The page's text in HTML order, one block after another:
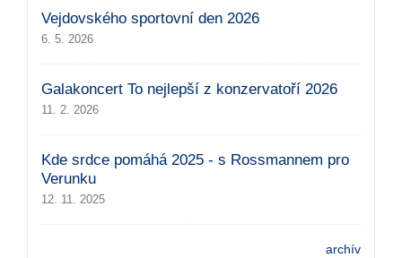
Vejdovského sportovní den 2026
6. 5. 2026
Galakoncert To nejlepší z konzervatoří 2026
11. 2. 2026
Kde srdce pomáhá 2025 - s Rossmannem pro
Verunku
12. 11. 2025
archív